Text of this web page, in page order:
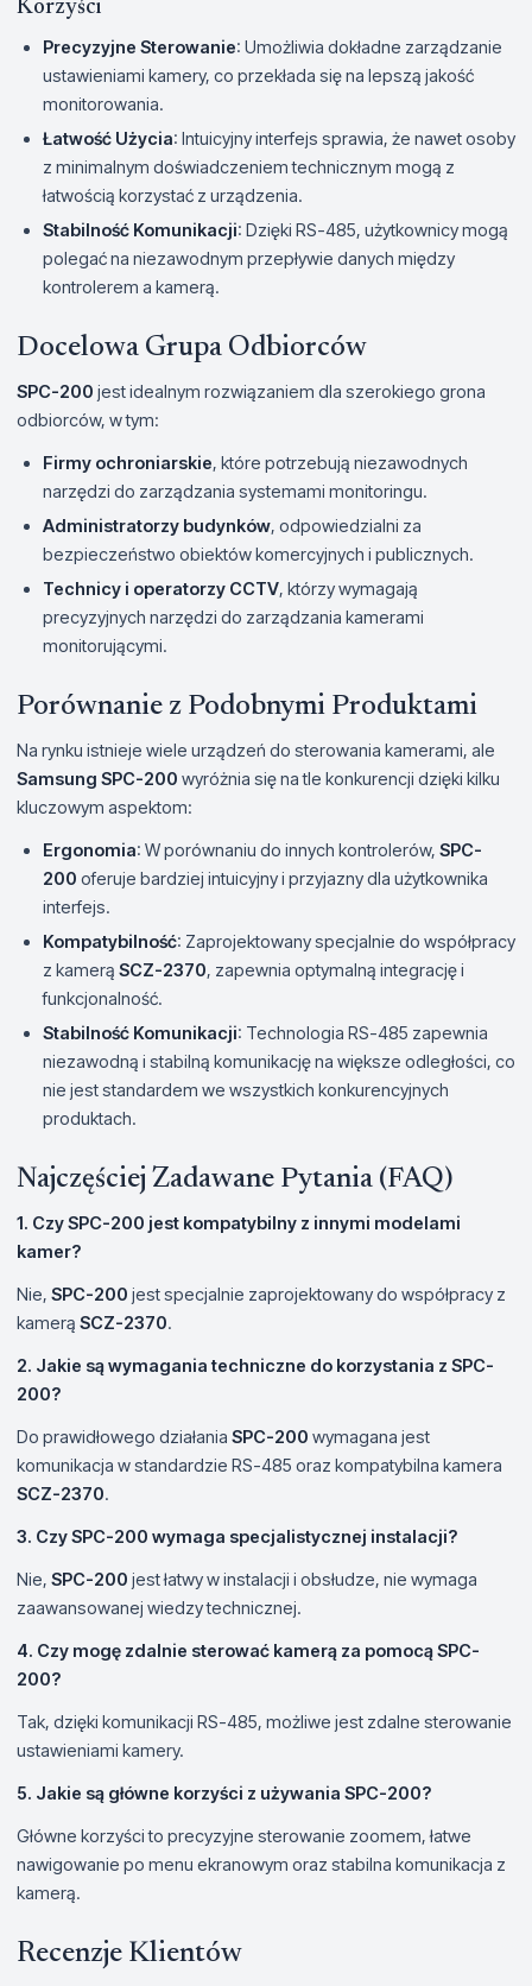
Korzyści
Precyzyjne Sterowanie: Umożliwia dokładne zarządzanie
ustawieniami kamery, co przekłada się na lepszą jakość
monitorowania.
Łatwość Użycia: Intuicyjny interfejs sprawia, że nawet osoby
z minimalnym doświadczeniem technicznym mogą z
łatwością korzystać z urządzenia.
Stabilność Komunikacji: Dzięki RS-485, użytkownicy mogą
polegać na niezawodnym przepływie danych między
kontrolerem a kamerą.
Docelowa Grupa Odbiorców
SPC-200 jest idealnym rozwiązaniem dla szerokiego grona
odbiorców, w tym:
Firmy ochroniarskie, które potrzebują niezawodnych
narzędzi do zarządzania systemami monitoringu.
Administratorzy budynków, odpowiedzialni za
bezpieczeństwo obiektów komercyjnych i publicznych.
Technicy i operatorzy CCTV, którzy wymagają
precyzyjnych narzędzi do zarządzania kamerami
monitorującymi.
Porównanie z Podobnymi Produktami
Na rynku istnieje wiele urządzeń do sterowania kamerami, ale
Samsung SPC-200 wyróżnia się na tle konkurencji dzięki kilku
kluczowym aspektom:
Ergonomia: W porównaniu do innych kontrolerów, SPC-
200 oferuje bardziej intuicyjny i przyjazny dla użytkownika
interfejs.
Kompatybilność: Zaprojektowany specjalnie do współpracy
z kamerą SCZ-2370, zapewnia optymalną integrację i
funkcjonalność.
Stabilność Komunikacji: Technologia RS-485 zapewnia
niezawodną i stabilną komunikację na większe odległości, co
nie jest standardem we wszystkich konkurencyjnych
produktach.
Najczęściej Zadawane Pytania (FAQ)
1. Czy SPC-200 jest kompatybilny z innymi modelami
kamer?
Nie, SPC-200 jest specjalnie zaprojektowany do współpracy z
kamerą SCZ-2370.
2. Jakie są wymagania techniczne do korzystania z SPC-
200?
Do prawidłowego działania SPC-200 wymagana jest
komunikacja w standardzie RS-485 oraz kompatybilna kamera
SCZ-2370.
3. Czy SPC-200 wymaga specjalistycznej instalacji?
Nie, SPC-200 jest łatwy w instalacji i obsłudze, nie wymaga
zaawansowanej wiedzy technicznej.
4. Czy mogę zdalnie sterować kamerą za pomocą SPC-
200?
Tak, dzięki komunikacji RS-485, możliwe jest zdalne sterowanie
ustawieniami kamery.
5. Jakie są główne korzyści z używania SPC-200?
Główne korzyści to precyzyjne sterowanie zoomem, łatwe
nawigowanie po menu ekranowym oraz stabilna komunikacja z
kamerą.
Recenzje Klientów